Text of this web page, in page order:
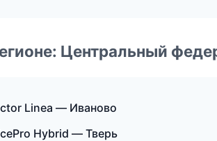
Центральный
Linea — Иваново
Hybrid — Тверь